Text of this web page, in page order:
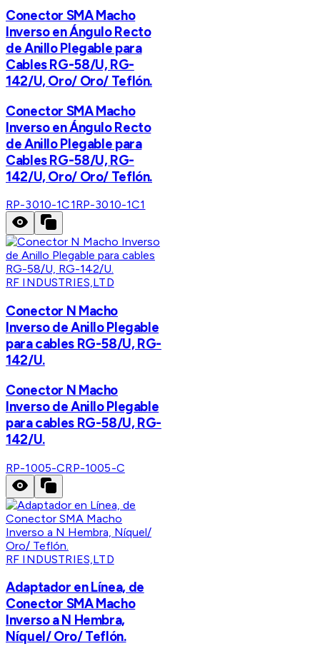
Conector SMA Macho
Inverso en Ángulo Recto
de Anillo Plegable para
Cables RG-58/U, RG-
142/U, Oro/ Oro/ Teflón.
Conector SMA Macho
Inverso en Ángulo Recto
de Anillo Plegable para
Cables RG-58/U, RG-
142/U, Oro/ Oro/ Teflón.
RP-3010-1C1RP-3010-1C1
RF INDUSTRIES,LTD
Conector N Macho
Inverso de Anillo Plegable
para cables RG-58/U, RG-
142/U.
Conector N Macho
Inverso de Anillo Plegable
para cables RG-58/U, RG-
142/U.
RP-1005-CRP-1005-C
RF INDUSTRIES,LTD
Adaptador en Línea, de
Conector SMA Macho
Inverso a N Hembra,
Níquel/ Oro/ Teflón.